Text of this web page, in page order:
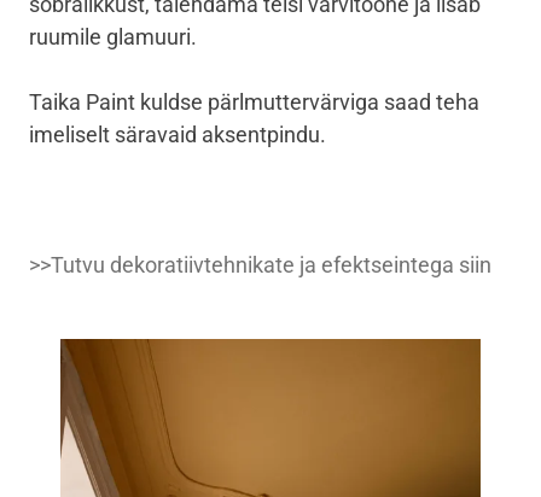
ruumile glamuuri.
Taika Paint kuldse pärlmuttervärviga saad teha
imeliselt säravaid aksentpindu.
>>Tutvu dekoratiivtehnikate ja efektseintega siin